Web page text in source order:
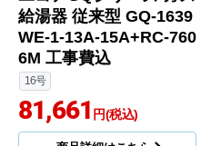
ガスふろ給湯器 ガス給
湯器 エコジョーズ GT-
C2472SAR-1-BL-13A-2
0A+RC-J101E 工事費込
151,556 円(税込)
商品詳細はこちら